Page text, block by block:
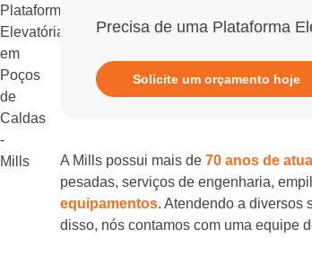
Precisa de uma Plataforma
Solicite um orçamento hoje
A Mills possui mais de70 anos de
pesadas, serviços de engenharia,
equipamentos. Atendendo a diversos
disso, nós contamos com uma equipe